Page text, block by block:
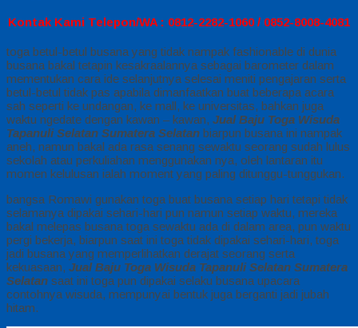
Kontak Kami Telepon/WA : 0812-2282-1060 / 0852-8008-4081
toga betul-betul busana yang tidak nampak fashionable di dunia
busana bakal tetapin kesakraalannya sebagai barometer dalam
mementukan cara ide selanjutnya selesai meniti pengajaran serta
betul-betul tidak pas apabila dimanfaatkan buat beberapa acara
sah seperti ke undangan, ke mall, ke universitas, bahkan juga
waktu ngedate dengan kawan – kawan, Jual Baju Toga Wisuda
Tapanuli Selatan Sumatera Selatan biarpun busana ini nampak
aneh, namun bakal ada rasa senang sewaktu seorang sudah lulus
sekolah atau perkuliahan menggunakan nya, oleh lantaran itu
momen kelulusan ialah moment yang paling ditunggu-tunggukan.
bangsa Romawi gunakan toga buat busana setiap hari tetapi tidak
selamanya dipakai sehari-hari pun namun setiap waktu, mereka
bakal melepas busana toga sewaktu ada di dalam area, pun waktu
pergi bekerja, biarpun saat ini toga tidak dipakai sehari-hari, toga
jadi busana yang memperlihatkan derajat seorang serta
kekuasaan, Jual Baju Toga Wisuda Tapanuli Selatan Sumatera
Selatan saat ini toga pun dipakai selaku busana upacara
contohnya wisuda, mempunyai bentuk juga berganti jadi jubah
hitam.